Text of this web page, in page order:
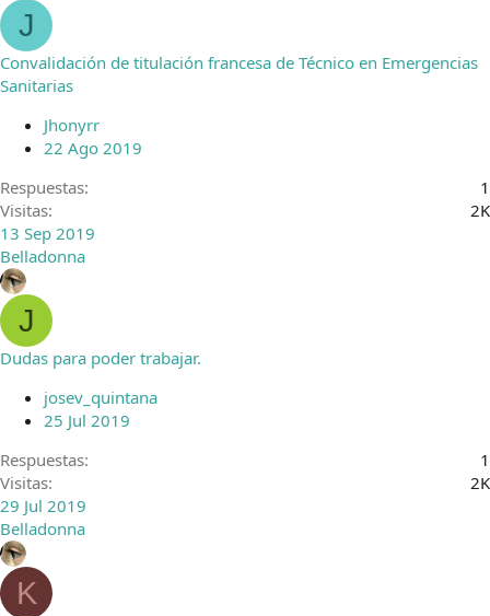
J
Convalidación de titulación francesa de Técnico en Emergencias
Sanitarias
Jhonyrr
22 Ago 2019
Respuestas
1
Visitas
2K
13 Sep 2019
Belladonna
J
Dudas para poder trabajar.
josev_quintana
25 Jul 2019
Respuestas
1
Visitas
2K
29 Jul 2019
Belladonna
K